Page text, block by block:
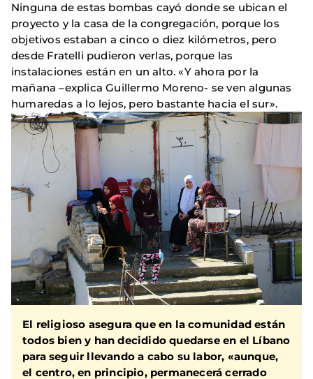
Ninguna de estas bombas cayó donde se ubican el
proyecto y la casa de la congregación, porque los
objetivos estaban a cinco o diez kilómetros, pero
desde Fratelli pudieron verlas, porque las
instalaciones están en un alto. «Y ahora por la
mañana –explica Guillermo Moreno- se ven algunas
humaredas a lo lejos, pero bastante hacia el sur».
El religioso asegura que en la comunidad están
todos bieny han decidido quedarse en el Líbano
para seguir llevando a cabo su labor, «aunque,
el centro, en principio, permanecerá cerrado